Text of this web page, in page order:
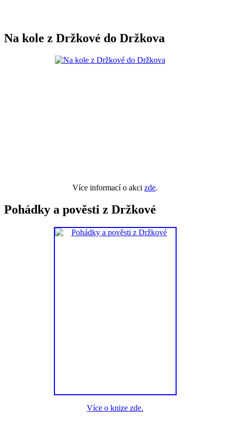
Na kole z Držkové do Držkova
Více informací o akci zde.
Pohádky a pověsti z Držkové
Více o knize zde.